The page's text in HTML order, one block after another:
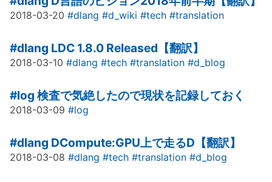
2018-03-20 #dlang #d_wiki #tech #translation
#dlang LDC 1.8.0 Released【翻訳】
2018-03-10 #dlang #tech #translation #d_blog
#log 検査で気絶したので現状を記録しておく
2018-03-09 #log
#dlang DCompute:GPU上で走るD【翻訳】
2018-03-08 #dlang #tech #translation #d_blog